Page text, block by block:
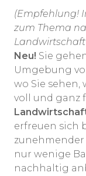
(Empfehlung!
zum Thema
Neu! Sie
Umgebung
wo Sie sehen,
voll und ganz
erfreuen sich
nur wenige
nachhaltig